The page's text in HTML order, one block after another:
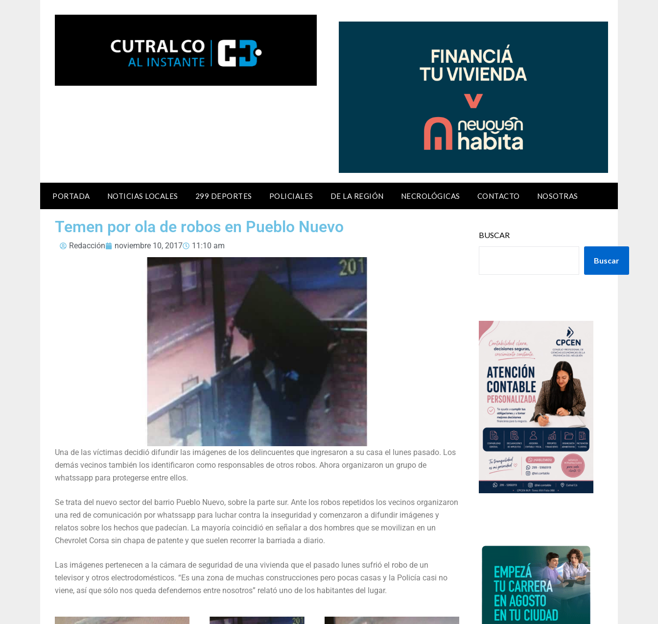
PORTADA NOTICIAS LOCALES 299 DEPORTES POLICIALES DE LA REGIÓN NECROLÓGICAS CONTACTO NOSOTRAS
Temen por ola de robos en Pueblo Nuevo
Redacción noviembre 10, 2017 11:10 am
Una de las víctimas decidió difundir las imágenes de los delincuentes que ingresaron a su casa el lunes pasado. Los
demás vecinos también los identificaron como responsables de otros robos. Ahora organizaron un grupo de
whatssapp para protegerse entre ellos.
Se trata del nuevo sector del barrio Pueblo Nuevo, sobre la parte sur. Ante los robos repetidos los vecinos organizaron
una red de comunicación por whatssapp para luchar contra la inseguridad y comenzaron a difundir imágenes y
relatos sobre los hechos que padecían. La mayoría coincidió en señalar a dos hombres que se movilizan en un
Chevrolet Corsa sin chapa de patente y que suelen recorrer la barriada a diario.
Las imágenes pertenecen a la cámara de seguridad de una vivienda que el pasado lunes sufrió el robo de un
televisor y otros electrodomésticos. “Es una zona de muchas construcciones pero pocas casas y la Policía casi no
viene, así que sólo nos queda defendernos entre nosotros” relató uno de los habitantes del lugar.
BUSCAR
Buscar